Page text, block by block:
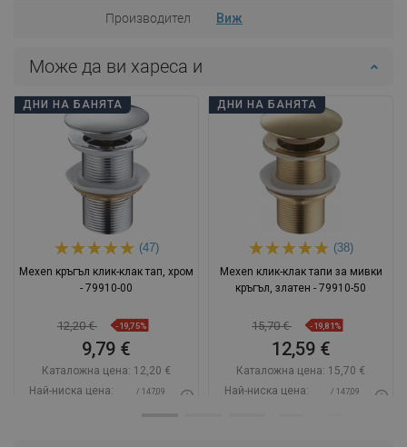
Производител Виж
Може да ви хареса и
ДНИ НА БАНЯТА
(47)
Mexen кръгъл клик-клак тап, хром
- 79910-00
12,20 € -19,75%
9,79 €
Каталожна цена: 12,20 €
Най-ниска цена:
/ 147,09
ДНИ НА БАНЯТА
(38)
Mexen клик-клак тапи за мивки
кръгъл, златен - 79910-50
15,70 € -19,81%
12,59 €
Каталожна цена: 15,70 €
Най-ниска цена:
/ 147,09